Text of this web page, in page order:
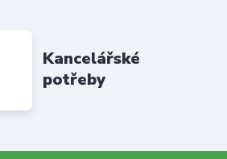
Kancelářské
potřeby